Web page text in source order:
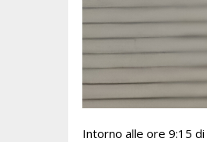
Intorno alle ore 9:15